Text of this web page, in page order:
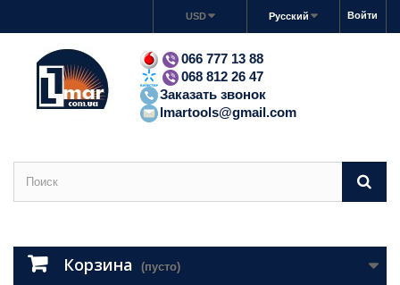
Войти
Русский
USD
066 777 13 88
068 812 26 47
Заказать звонок
lmartools@gmail.com
Корзина (пусто)